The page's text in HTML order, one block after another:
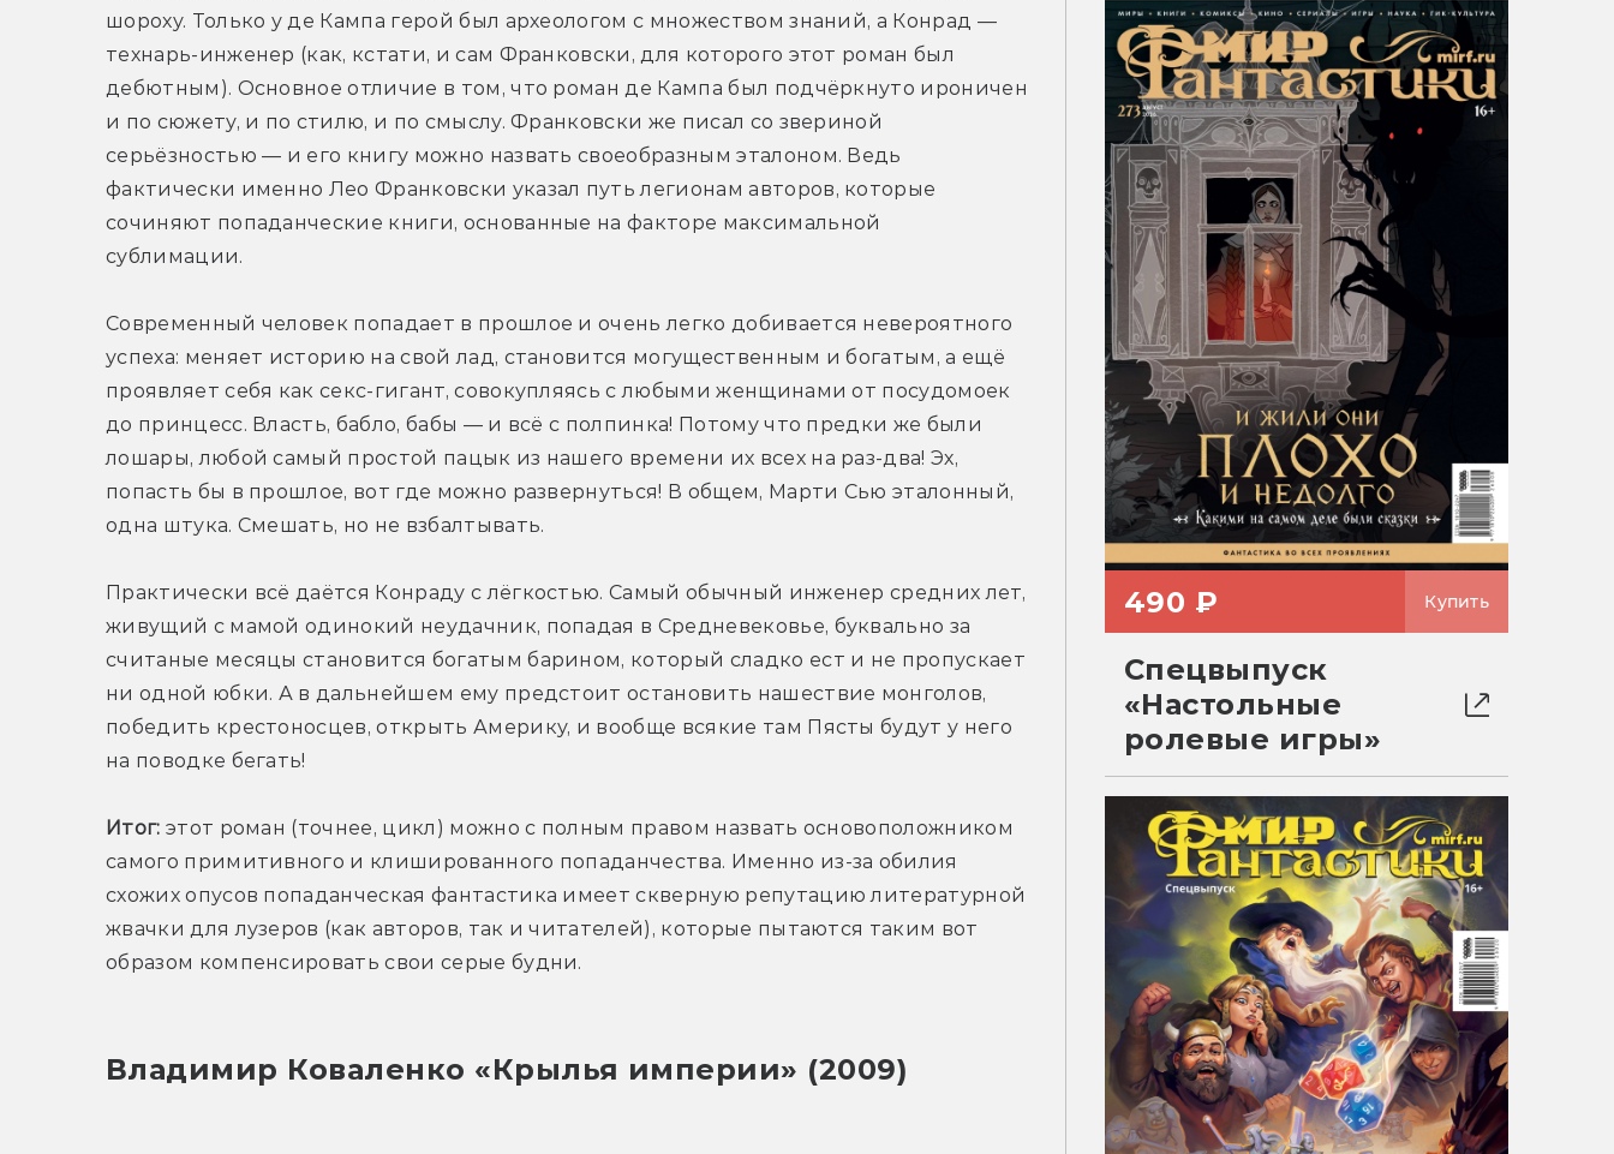
шороху. Только у де Кампа герой был археологом с множеством знаний, а Конрад —
технарь-инженер (как, кстати, и сам Франковски, для которого этот роман был
дебютным). Основное отличие в том, что роман де Кампа был подчёркнуто ироничен
и по сюжету, и по стилю, и по смыслу. Франковски же писал со звериной
серьёзностью — и его книгу можно назвать своеобразным эталоном. Ведь
фактически именно Лео Франковски указал путь легионам авторов, которые
сочиняют попаданческие книги, основанные на факторе максимальной
сублимации.
Современный человек попадает в прошлое и очень легко добивается невероятного
успеха: меняет историю на свой лад, становится могущественным и богатым, а ещё
проявляет себя как секс-гигант, совокупляясь с любыми женщинами от посудомоек
до принцесс. Власть, бабло, бабы — и всё с полпинка! Потому что предки же были
лошары, любой самый простой пацык из нашего времени их всех на раз-два! Эх,
попасть бы в прошлое, вот где можно развернуться! В общем, Марти Сью эталонный,
одна штука. Смешать, но не взбалтывать.
Практически всё даётся Конраду с лёгкостью. Самый обычный инженер средних лет,
живущий с мамой одинокий неудачник, попадая в Средневековье, буквально за
считаные месяцы становится богатым барином, который сладко ест и не пропускает
ни одной юбки. А в дальнейшем ему предстоит остановить нашествие монголов,
победить крестоносцев, открыть Америку, и вообще всякие там Пясты будут у него
на поводке бегать!
Итог: этот роман (точнее, цикл) можно с полным правом назвать основоположником
самого примитивного и клишированного попаданчества. Именно из-за обилия
схожих опусов попаданческая фантастика имеет скверную репутацию литературной
жвачки для лузеров (как авторов, так и читателей), которые пытаются таким вот
образом компенсировать свои серые будни.
Владимир Коваленко «Крылья империи» (2009)
490 ₽ Купить
Спецвыпуск
«Настольные
ролевые игры»